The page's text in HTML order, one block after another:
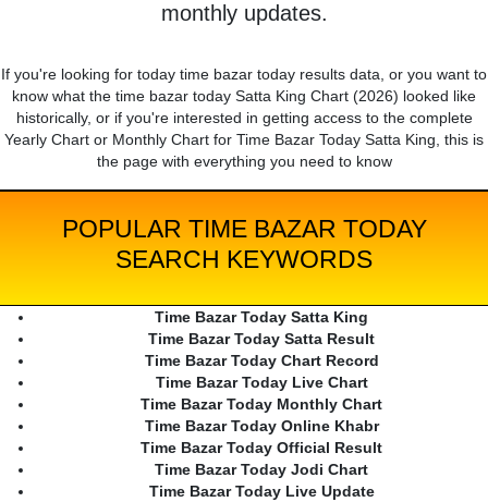
monthly updates.
If you're looking for today time bazar today results data, or you want to
know what the time bazar today Satta King Chart (2026) looked like
historically, or if you're interested in getting access to the complete
Yearly Chart or Monthly Chart for Time Bazar Today Satta King, this is
the page with everything you need to know
POPULAR TIME BAZAR TODAY
SEARCH KEYWORDS
Time Bazar Today Satta King
Time Bazar Today Satta Result
Time Bazar Today Chart Record
Time Bazar Today Live Chart
Time Bazar Today Monthly Chart
Time Bazar Today Online Khabr
Time Bazar Today Official Result
Time Bazar Today Jodi Chart
Time Bazar Today Live Update